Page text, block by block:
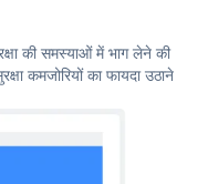
की समस्याओं में भाग लेने की
कमजोरियों का फायदा उठाने